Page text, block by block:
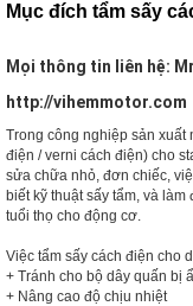
Mục đích tẩm sấy
Mọi thông tin liên hệ:
http://vihemmotor.com
Trong công nghiệp sản xuất
điện / verni cách điện) cho
sửa chữa nhỏ, đơn chiếc,
biết kỹ thuật sấy tẩm, và
tuổi thọ cho động cơ.
Việc tẩm sấy cách điện cho
+ Tránh cho bộ dây quấn bị
+ Nâng cao độ chịu nhiệt